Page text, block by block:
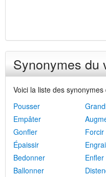
Synonymes du
Voici la liste des
Pousser
Empâter
Gonfler
Forcir
Épaissir
Bedonner
Enfler
Ballonner